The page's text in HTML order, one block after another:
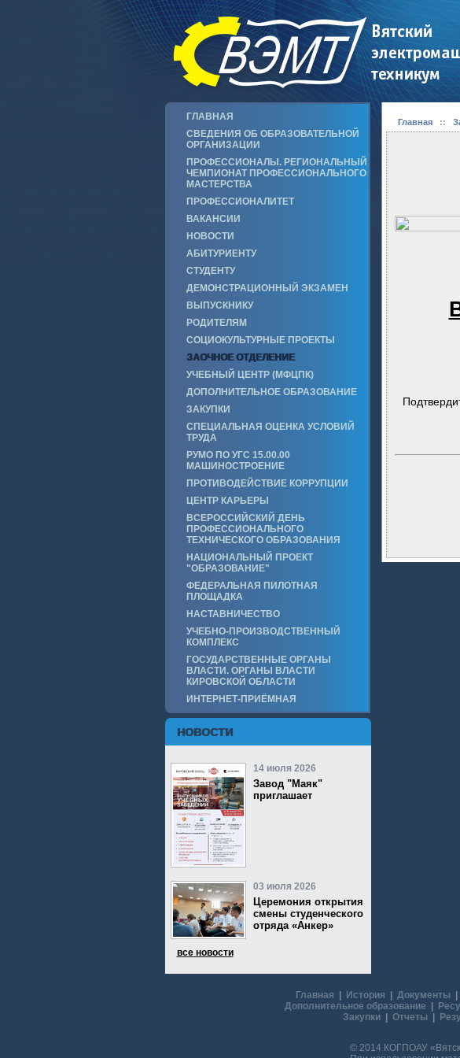
ГЛАВНАЯ
СВЕДЕНИЯ ОБ ОБРАЗОВАТЕЛЬНОЙ
ОРГАНИЗАЦИИ
ПРОФЕССИОНАЛЫ. РЕГИОНАЛЬНЫЙ
ЧЕМПИОНАТ ПРОФЕССИОНАЛЬНОГО
МАСТЕРСТВА
ПРОФЕССИОНАЛИТЕТ
ВАКАНСИИ
НОВОСТИ
АБИТУРИЕНТУ
СТУДЕНТУ
ДЕМОНСТРАЦИОННЫЙ ЭКЗАМЕН
ВЫПУСКНИКУ
РОДИТЕЛЯМ
СОЦИОКУЛЬТУРНЫЕ ПРОЕКТЫ
ЗАОЧНОЕ ОТДЕЛЕНИЕ
УЧЕБНЫЙ ЦЕНТР (МФЦПК)
ДОПОЛНИТЕЛЬНОЕ ОБРАЗОВАНИЕ
ЗАКУПКИ
СПЕЦИАЛЬНАЯ ОЦЕНКА УСЛОВИЙ
ТРУДА
РУМО ПО УГС 15.00.00
МАШИНОСТРОЕНИЕ
ПРОТИВОДЕЙСТВИЕ КОРРУПЦИИ
ЦЕНТР КАРЬЕРЫ
ВСЕРОССИЙСКИЙ ДЕНЬ
ПРОФЕССИОНАЛЬНОГО
ТЕХНИЧЕСКОГО ОБРАЗОВАНИЯ
НАЦИОНАЛЬНЫЙ ПРОЕКТ
"ОБРАЗОВАНИЕ"
ФЕДЕРАЛЬНАЯ ПИЛОТНАЯ
ПЛОЩАДКА
НАСТАВНИЧЕСТВО
УЧЕБНО-ПРОИЗВОДСТВЕННЫЙ
КОМПЛЕКС
ГОСУДАРСТВЕННЫЕ ОРГАНЫ
ВЛАСТИ. ОРГАНЫ ВЛАСТИ
КИРОВСКОЙ ОБЛАСТИ
ИНТЕРНЕТ-ПРИЁМНАЯ
НОВОСТИ
14 июля 2026
Завод "Маяк"
приглашает
03 июля 2026
Церемония открытия
смены студенческого
отряда «Анкер»
все новости
Главная::
Главная История Документы|
Дополнительное образование
Закупки| Отчеты|
© 2014 КОГПОАУ